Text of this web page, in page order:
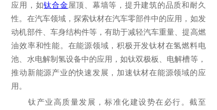
应用，如钛合金 屋顶、幕墙等，提升建筑的品质和耐久
性。在汽车领域，探索钛材在汽车零部件中的应用，如发
动机部件、车身结构件等，有助于减轻汽车重量、提高燃
油效率和性能。在能源领域，积极开发钛材在氢燃料电
池、水电解制氢设备中的应用，如钛双极板、电解槽等，
推动新能源产业的快速发展，加速钛材在能源领域的应
用。
钛产业高质量发展，标准化建设势在必行。截至